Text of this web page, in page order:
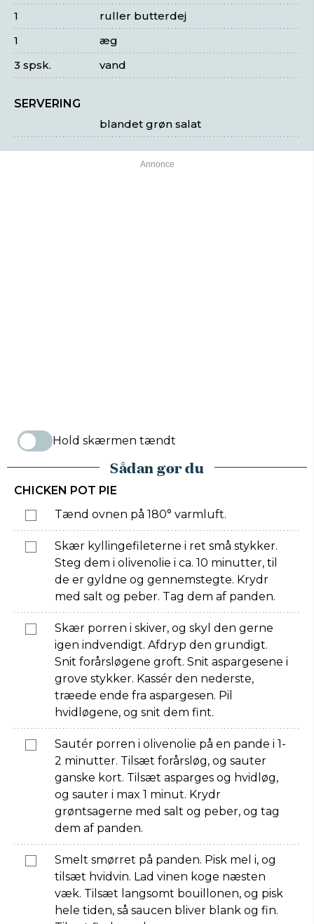
ruller butterdej
1
æg
1
vand
3 spsk.
SERVERING
blandet grøn salat
Hold skærmen tændt
Sådan gør du
CHICKEN POT PIE
Tænd ovnen på 180° varmluft.
Skær kyllingefileterne i ret små stykker.
Steg dem i olivenolie i ca. 10 minutter, til
de er gyldne og gennemstegte. Krydr
med salt og peber. Tag dem af panden.
Skær porren i skiver, og skyl den gerne
igen indvendigt. Afdryp den grundigt.
Snit forårsløgene groft. Snit aspargesene i
grove stykker. Kassér den nederste,
træede ende fra aspargesen. Pil
hvidløgene, og snit dem fint.
Sautér porren i olivenolie på en pande i 1-
2 minutter. Tilsæt forårsløg, og sauter
ganske kort. Tilsæt asparges og hvidløg,
og sauter i max 1 minut. Krydr
grøntsagerne med salt og peber, og tag
dem af panden.
Smelt smørret på panden. Pisk mel i, og
tilsæt hvidvin. Lad vinen koge næsten
væk. Tilsæt langsomt bouillonen, og pisk
hele tiden, så saucen bliver blank og fin.